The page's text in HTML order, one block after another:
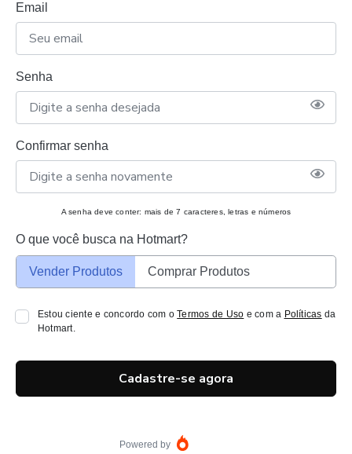
Email
Senha
Confirmar senha
A senha deve conter: mais de 7 caracteres, letras e números
O que você busca na Hotmart?
Vender Produtos Comprar Produtos
Estou ciente e concordo com oTermos de Uso e com a Políticas da
Hotmart.
Cadastre-se agora
Powered by